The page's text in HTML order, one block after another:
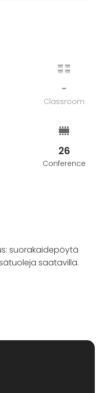
-
Classroom
26
Conference
suorakaidepöytä
saatavilla.